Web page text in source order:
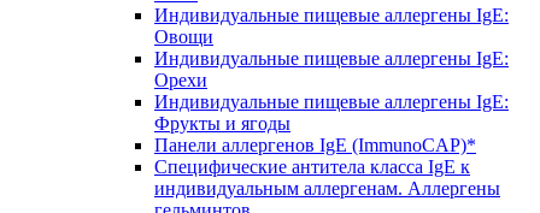
Индивидуальные пищевые аллергены IgE:
Овощи
Индивидуальные пищевые аллергены IgE:
Орехи
Индивидуальные пищевые аллергены IgE:
Фрукты и ягоды
Панели аллергенов IgE (ImmunoCAP)*
Специфические антитела класса IgE к
индивидуальным аллергенам. Аллергены